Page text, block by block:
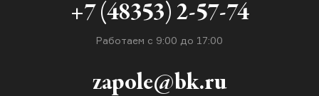
+7 (48353) 2-57-74
Работаем с 9:00 до 17:00
zapole@bk.ru